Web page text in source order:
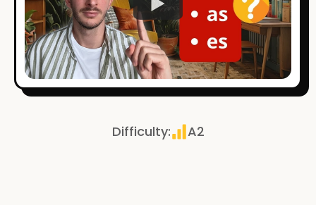
Watch
Difficulty: A2